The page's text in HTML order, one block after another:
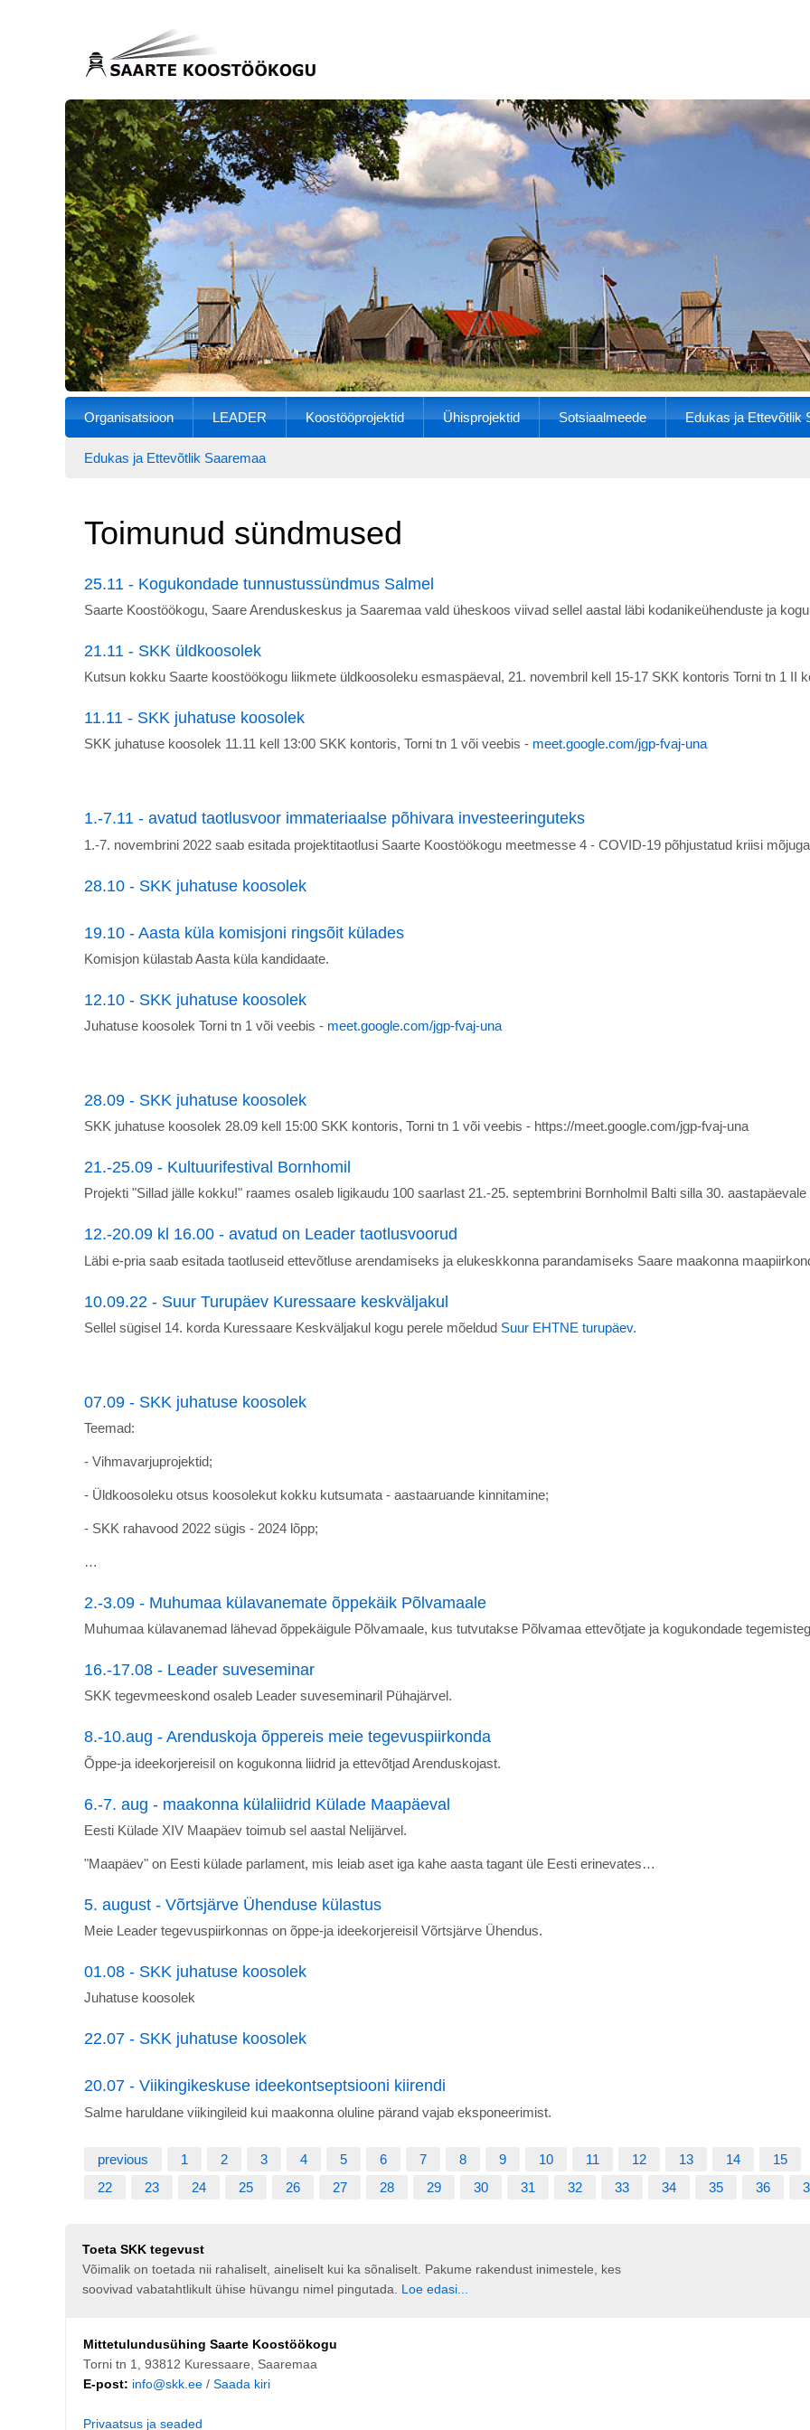
Organisatsioon LEADER Koostööprojektid Ühisprojektid Sotsiaalmeede Edukas ja Ettevõtlik
Edukas ja Ettevõtlik Saaremaa
Toimunud sündmused
25.11 - Kogukondade tunnustussündmus Salmel
Saarte Koostöökogu, Saare Arenduskeskus ja Saaremaa vald üheskoos viivad sellel aastal läbi kodanikeühenduste ja
21.11 - SKK üldkoosolek
Kutsun kokku Saarte koostöökogu liikmete üldkoosoleku esmaspäeval, 21. novembril kell 15-17 SKK kontoris Torni tn 1 II
11.11 - SKK juhatuse koosolek
SKK juhatuse koosolek 11.11 kell 13:00 SKK kontoris, Torni tn 1 või veebis - meet.google.com/jgp-fvaj-una
1.-7.11 - avatud taotlusvoor immateriaalse põhivara investeeringuteks
1.-7. novembrini 2022 saab esitada projektitaotlusi Saarte Koostöökogu meetmesse 4 - COVID-19 põhjustatud kriisi
28.10 - SKK juhatuse koosolek
19.10 - Aasta küla komisjoni ringsõit külades
Komisjon külastab Aasta küla kandidaate.
12.10 - SKK juhatuse koosolek
Juhatuse koosolek Torni tn 1 või veebis - meet.google.com/jgp-fvaj-una
28.09 - SKK juhatuse koosolek
SKK juhatuse koosolek 28.09 kell 15:00 SKK kontoris, Torni tn 1 või veebis - https://meet.google.com/jgp-fvaj-una
21.-25.09 - Kultuurifestival Bornhomil
Projekti "Sillad jälle kokku!" raames osaleb ligikaudu 100 saarlast 21.-25. septembrini Bornholmil Balti silla 30.
12.-20.09 kl 16.00 - avatud on Leader taotlusvoorud
Läbi e-pria saab esitada taotluseid ettevõtluse arendamiseks ja elukeskkonna parandamiseks Saare maakonna
10.09.22 - Suur Turupäev Kuressaare keskväljakul
Sellel sügisel 14. korda Kuressaare Keskväljakul kogu perele mõeldud Suur EHTNE turupäev.
07.09 - SKK juhatuse koosolek
Teemad:
- Vihmavarjuprojektid;
- Üldkoosoleku otsus koosolekut kokku kutsumata - aastaaruande kinnitamine;
- SKK rahavood 2022 sügis - 2024 lõpp;
…
2.-3.09 - Muhumaa külavanemate õppekäik Põlvamaale
Muhumaa külavanemad lähevad õppekäigule Põlvamaale, kus tutvutakse Põlvamaa ettevõtjate ja kogukondade
16.-17.08 - Leader suveseminar
SKK tegevmeeskond osaleb Leader suveseminaril Pühajärvel.
8.-10.aug - Arenduskoja õppereis meie tegevuspiirkonda
Õppe-ja ideekorjereisil on kogukonna liidrid ja ettevõtjad Arenduskojast.
6.-7. aug - maakonna külaliidrid Külade Maapäeval
Eesti Külade XIV Maapäev toimub sel aastal Nelijärvel.
"Maapäev" on Eesti külade parlament, mis leiab aset iga kahe aasta tagant üle Eesti erinevates…
5. august - Võrtsjärve Ühenduse külastus
Meie Leader tegevuspiirkonnas on õppe-ja ideekorjereisil Võrtsjärve Ühendus.
01.08 - SKK juhatuse koosolek
Juhatuse koosolek
22.07 - SKK juhatuse koosolek
20.07 - Viikingikeskuse ideekontseptsiooni kiirendi
Salme haruldane viikingileid kui maakonna oluline pärand vajab eksponeerimist.
previous 1 2 3 4 5 6 7 8 9 10 11 12 13 14 15
22
23 24 25 26 27 28 29 30 31 32 33 34 35 36
Toeta SKK tegevust
Võimalik on toetada nii rahaliselt, aineliselt kui ka sõnaliselt. Pakume rakendust inimestele, kes
soovivad vabatahtlikult ühise hüvangu nimel pingutada. Loe edasi...
Mittetulundusühing Saarte Koostöökogu
Torni tn 1, 93812 Kuressaare, Saaremaa
E-post: info@skk.ee/ Saada kiri
Privaatsus ja seaded